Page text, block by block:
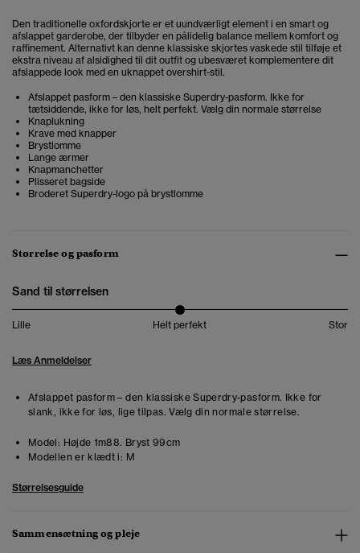
Den traditionelle oxfordskjorte er et uundværligt element i en smart og
afslappet garderobe, der tilbyder en pålidelig balance mellem komfort og
raffinement. Alternativt kan denne klassiske skjortes vaskede stil tilføje et
ekstra niveau af alsidighed til dit outfit og ubesværet komplementere dit
afslappede look med en uknappet overshirt-stil.
Afslappet pasform – den klassiske Superdry-pasform. Ikke for
tætsiddende, ikke for løs, helt perfekt. Vælg din normale størrelse
Knaplukning
Krave med knapper
Brystlomme
Lange ærmer
Knapmanchetter
Plisseret bagside
Broderet Superdry-logo på brystlomme
Størrelse og pasform
Sand til størrelsen
Lille Helt perfekt Stor
Læs Anmeldelser
Afslappet pasform – den klassiske Superdry-pasform. Ikke for
slank, ikke for løs, lige tilpas. Vælg din normale størrelse.
Model: Højde 1m88. Bryst 99cm
Modellen er klædt i: M
Størrelsesguide
Sammensætning og pleje